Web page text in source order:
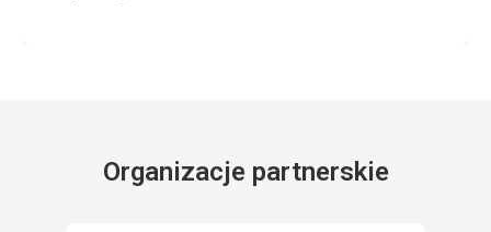
Organizacje partnerskie